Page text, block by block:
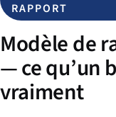
RAPPORT
Modèle de
— ce qu’un
vraiment